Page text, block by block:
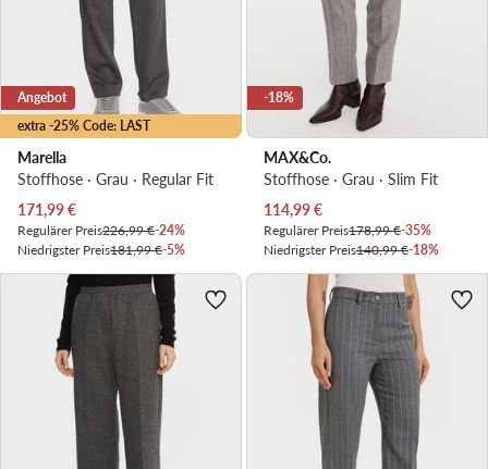
extra -25% Code: LAST
Angebot
Marella
Stoffhose · Grau · Regular Fit
Aktueller Preis
171,99€
Regulärer Preis226,99 €-24%
Niedrigster Preis181,99 €-5%
-18%
MAX&Co.
Stoffhose · Grau · Slim Fit
Aktueller Preis
114,99€
Regulärer Preis178,99 €-35%
Niedrigster Preis140,99 €-18%